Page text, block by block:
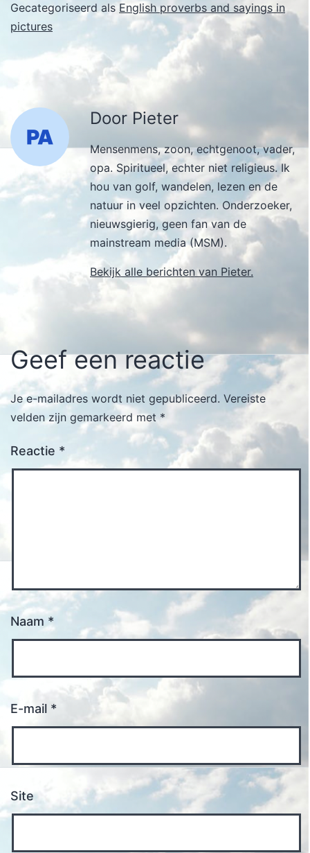
Gecategoriseerd als English proverbs and sayings in
pictures
Door Pieter
Mensenmens, zoon, echtgenoot, vader,
opa. Spiritueel, echter niet religieus. Ik
hou van golf, wandelen, lezen en de
natuur in veel opzichten. Onderzoeker,
nieuwsgierig, geen fan van de
mainstream media (MSM).
Bekijk alle berichten van Pieter.
Geef een reactie
Je e-mailadres wordt niet gepubliceerd. Vereiste
velden zijn gemarkeerd met*
Reactie *
Naam *
E-mail *
Site